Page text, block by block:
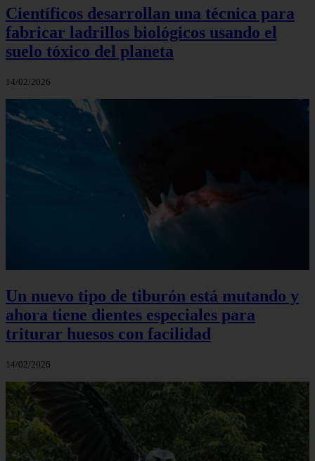
Científicos desarrollan una técnica para
fabricar ladrillos biológicos usando el
suelo tóxico del planeta
14/02/2026
Un nuevo tipo de tiburón está mutando y
ahora tiene dientes especiales para
triturar huesos con facilidad
14/02/2026